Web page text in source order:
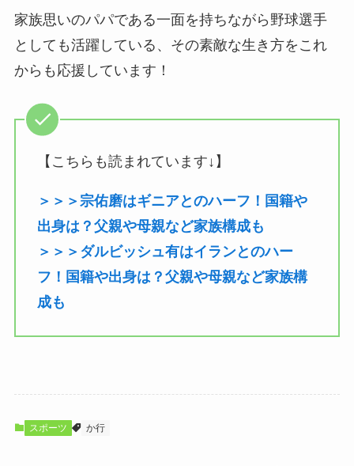
家族思いのパパである一面を持ちながら野球選手
としても活躍している、その素敵な生き方をこれ
からも応援しています！
【こちらも読まれています↓】
＞＞＞宗佑磨はギニアとのハーフ！国籍や
出身は？父親や母親など家族構成も
＞＞＞ダルビッシュ有はイランとのハー
フ！国籍や出身は？父親や母親など家族構
成も
スポーツ か行